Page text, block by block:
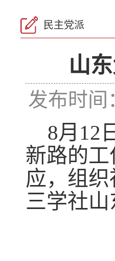
民主党派
山
发布时间
8月12
新路的
应，组
三学社